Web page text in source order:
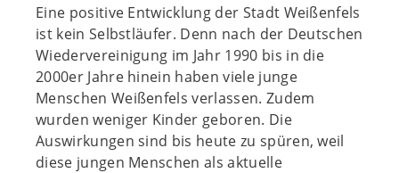
Eine positive Entwicklung der Stadt Weißenfels
ist kein Selbstläufer. Denn nach der Deutschen
Wiedervereinigung im Jahr 1990 bis in die
2000er Jahre hinein haben viele junge
Menschen Weißenfels verlassen. Zudem
wurden weniger Kinder geboren. Die
Auswirkungen sind bis heute zu spüren, weil
diese jungen Menschen als aktuelle